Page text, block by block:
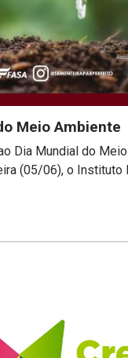
Meio Ambiente
Dia Mundial do
(05/06), o Instituto